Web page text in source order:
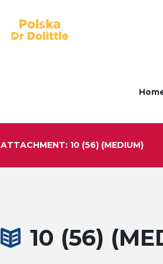
ATTACHMENT: 10 (56) (MEDIUM)
10 (56)